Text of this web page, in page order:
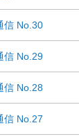
信 No.30
信 No.29
信 No.28
信 No.27